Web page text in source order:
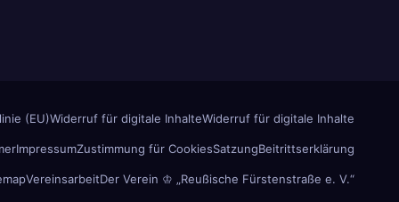
(EU)Widerruf für digitale InhalteWiderruf für digitale Inhalte
ImpressumZustimmung für CookiesSatzungBeitrittserklärung
VereinsarbeitDer Verein ♔ „Reußische Fürstenstraße e. V.“